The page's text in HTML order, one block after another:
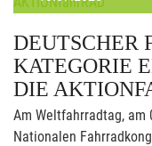
DEUTSCHER
KATEGORIE
DIE
Am Weltfahrradtag, am
Nationalen